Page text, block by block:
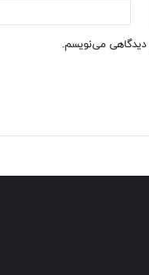
دیدگاهی می‌نویسم.